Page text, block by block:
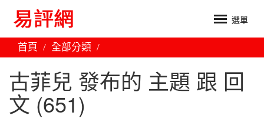
選單
首頁 全部分類
古菲兒 發布的 主題 跟 回
文 (651)